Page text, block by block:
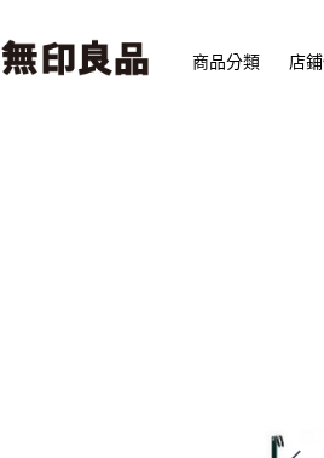
商品分類 店